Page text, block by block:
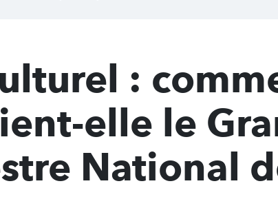
:
elle le
National